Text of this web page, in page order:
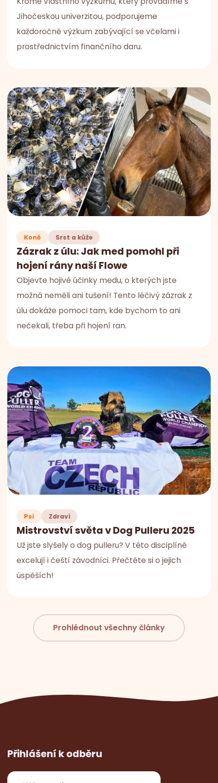
Jihočeskou univerzitou, podporujeme
každoročně výzkum zabývající se včelami i
prostřednictvím finančního daru.
Koně Srst a kůže
Zázrak z úlu: Jak med pomohl při
hojení rány naší Flowe
Objevte hojivé účinky medu, o kterých jste
možná neměli ani tušení! Tento léčivý zázrak z
úlu dokáže pomoci tam, kde bychom to ani
nečekali, třeba při hojení ran.
Psi Zdraví
Mistrovství světa v Dog Pulleru 2025
Už jste slyšely o dog pulleru? V této disciplíně
excelují i čeští závodníci. Přečtěte si o jejich
úspěších!
Prohlédnout všechny články
Přihlášení k odběru